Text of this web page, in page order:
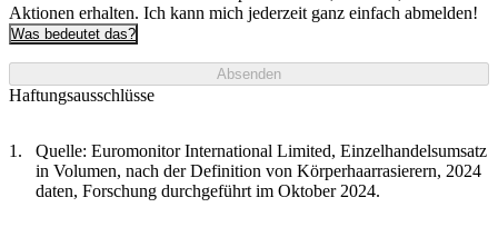
Aktionen erhalten. Ich kann mich jederzeit ganz einfach abmelden!
Was bedeutet das?
Absenden
Haftungsausschlüsse
Quelle: Euromonitor International Limited, Einzelhandelsumsatz
in Volumen, nach der Definition von Körperhaarrasierern, 2024
daten, Forschung durchgeführt im Oktober 2024.